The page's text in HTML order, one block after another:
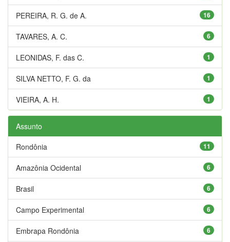
16
PEREIRA, R. G. de A.
6
TAVARES, A. C.
1
LEONIDAS, F. das C.
1
SILVA NETTO, F. G. da
1
VIEIRA, A. H.
Assunto
11
Rondônia
6
Amazônia Ocidental
6
Brasil
6
Campo Experimental
6
Embrapa Rondônia